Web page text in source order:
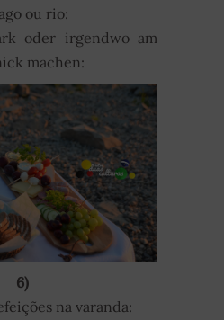
ou rio:
oder irgendwo am
machen:
6)
na varanda: